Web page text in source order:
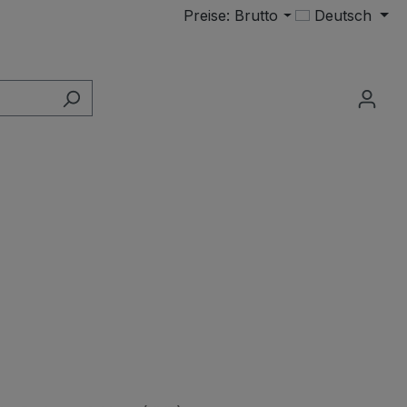
Preise: Brutto Deutsch